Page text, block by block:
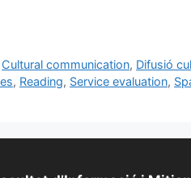
Cultural communication, Difusió
, Reading, Service evaluation,